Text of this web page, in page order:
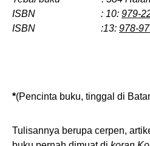
ISBN : 10: 979-
ISBN :13: 978-
*(Pencinta buku, tinggal di
Tulisannya berupa cerpen,